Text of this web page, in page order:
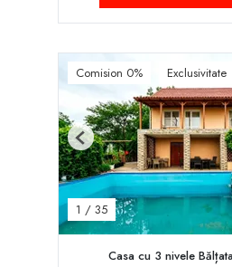
Comision 0% Exclusivitate
1 / 35
Previous
Casa cu 3 nivele